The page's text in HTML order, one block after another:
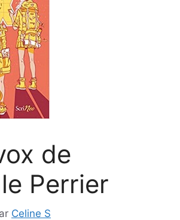
de
Perrier
Celine S